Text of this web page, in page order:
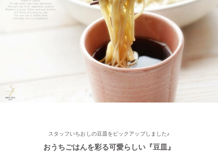
≪第2弾 公式Youtubeチャンネル お買い物モニターアンバサダー
大募集☆≫ 詳しくはらいすぼ～るインスタグラムをチェッ
2025/2/4
が白いごはん器のお店 らいすぼーる 春日井店にいらっしゃいま
スタッフいちおしの豆皿をピックアップしました♪
おうちごはんを彩る可愛らしい『豆皿』